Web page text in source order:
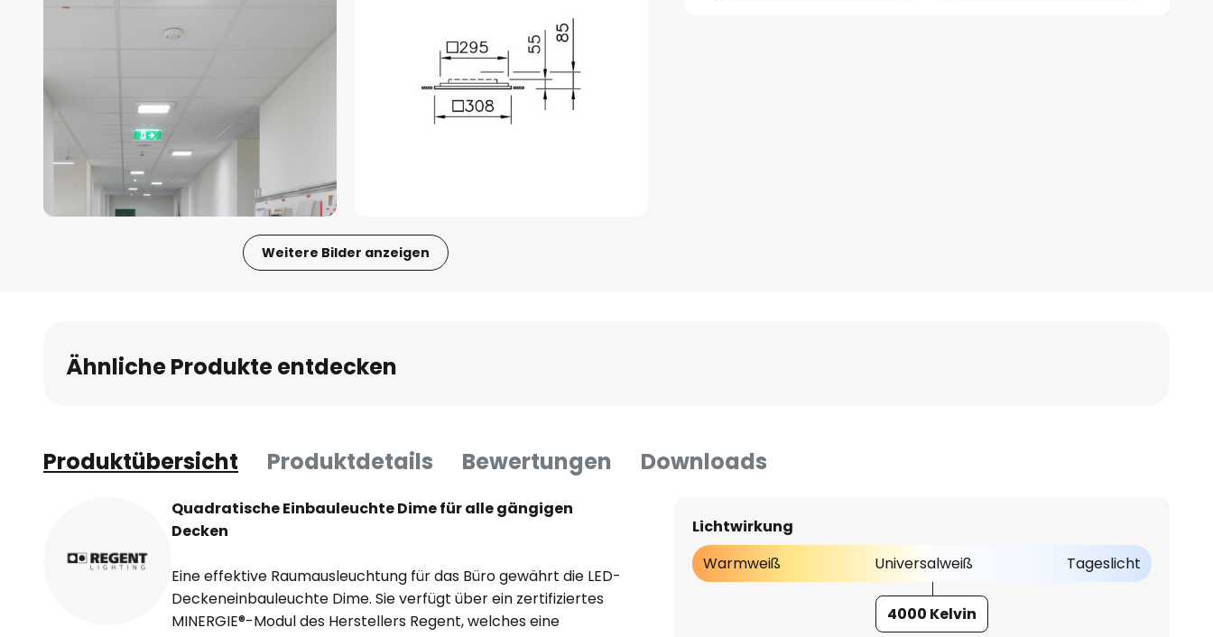
Weitere Bilder anzeigen
Bildgalerie
springen
Ähnliche Produkte entdecken
Produktübersicht Produktdetails Bewertungen Downloads
Quadratische Einbauleuchte Dime für alle gängigen
Decken
Eine effektive Raumausleuchtung für das Büro gewährt die LED-
Deckeneinbauleuchte Dime. Sie verfügt über ein zertifiziertes
MINERGIE®-Modul des Herstellers Regent, welches eine
Lichtwirkung
Warmweiß
Universalweiß Tageslicht
4000 Kelvin